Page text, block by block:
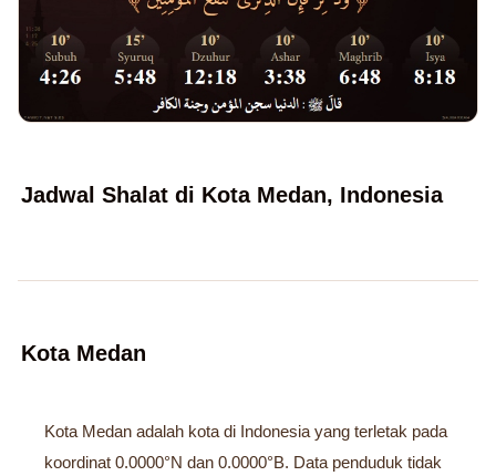
Jadwal Shalat di Kota Medan, Indonesia
Kota Medan
Kota Medan adalah kota di Indonesia yang terletak pada
koordinat 0.0000°N dan 0.0000°B. Data penduduk tidak